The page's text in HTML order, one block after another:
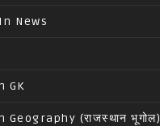
News
GK
Geography (राजस्थान भूगोल)